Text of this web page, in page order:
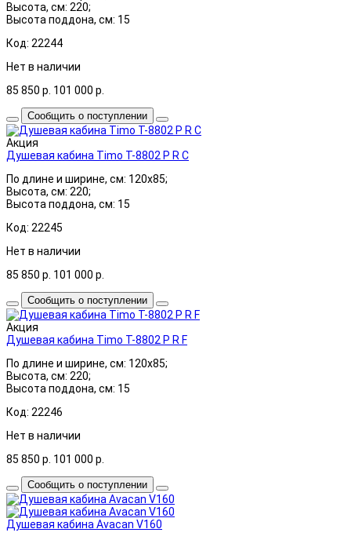
Высота, см: 220;
Высота поддона, см: 15
Код: 22244
Нет в наличии
85 850 р. 101 000 р.
Сообщить о поступлении
Акция
Душевая кабина Timo T-8802 P R C
По длине и ширине, см: 120x85;
Высота, см: 220;
Высота поддона, см: 15
Код: 22245
Нет в наличии
85 850 р. 101 000 р.
Сообщить о поступлении
Акция
Душевая кабина Timo T-8802 P R F
По длине и ширине, см: 120x85;
Высота, см: 220;
Высота поддона, см: 15
Код: 22246
Нет в наличии
85 850 р. 101 000 р.
Сообщить о поступлении
Душевая кабина Avacan V160